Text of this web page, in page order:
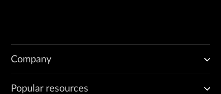
Company
Popular resources